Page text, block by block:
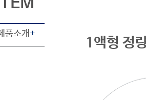
소개+
1액형 정